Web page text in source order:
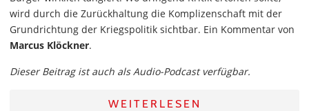
wird durch die Zurückhaltung die Komplizenschaft mit der
Grundrichtung der Kriegspolitik sichtbar. Ein Kommentar von
Marcus Klöckner.
Dieser Beitrag ist auch als Audio-Podcast verfügbar.
WEITERLESEN